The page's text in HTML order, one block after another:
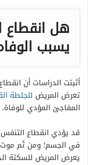
هل انقطاع
يسبب
أثبتت الدراسات أن
تعرض المريض للجلطة
المفاجئ المؤدي للوفاة.
قد يؤدي انقطاع
في الجسم؛ ومن ثَم موت
يعرض المريض للسكتة